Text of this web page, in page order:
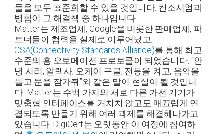
들을 모두 표준화할 수 있을 것입니다. 컨소시엄과
병합이 그 해결책 중 하나입니다.
Matter는 제조업체, Google을 비롯한 판매업체, 파
트너들이 협력을 실제로 이루어냈고,
CSA(Connectivity Standards Alliance)를 통해 최고
수준의 홈 오토메이션 프로토콜이 되었습니다. “안
녕 시리, 알렉사, 오케이 구글, 전등을 켜고, 음악을
틀고 문을 잠가줘”와 같은 말이 현실이 될 것입니
다. Matter는 수백 가지의 서로 다른 가전 기기가
맞춤형 인터페이스를 거치치 않고도 매끄럽게 연
결되도록 만들기 위해 여러 과제를 해결해나가고
있습니다. DigiCert는 오랫동안 이 여정에 참여하